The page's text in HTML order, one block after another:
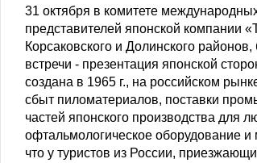
31 октября в комитете
представителей японской компании
Корсаковского и Долинского
встречи - презентация японской
создана в 1965 г., на российском
сбыт пиломатериалов, поставки
частей японского производства
офтальмологическое оборудование
что у туристов из России,